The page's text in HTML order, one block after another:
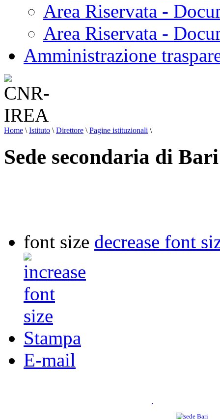
Area Riservata -
Area Riservata -
Amministrazione
Home \ Istituto \ Direttore \ Pagine istituzionali \
Sede secondaria di Bari
font size decrease font
Stampa
E-mail